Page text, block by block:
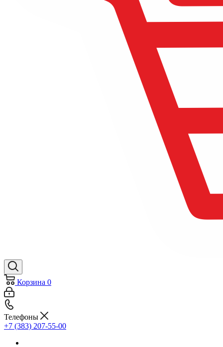
Корзина 0
Телефоны
+7 (383) 207-55-00